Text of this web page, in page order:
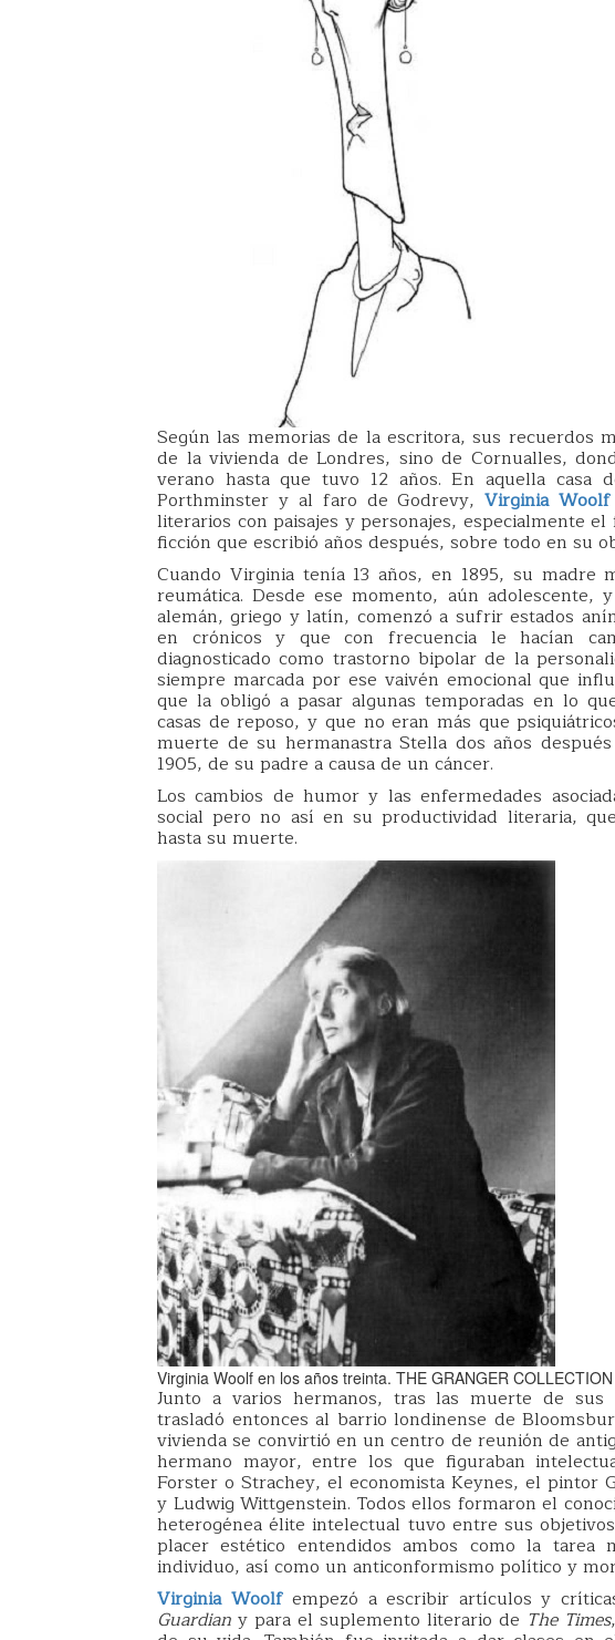
Según las memorias de la escritora, sus recuerdos
de la vivienda de Londres, sino de Cornualles,
verano hasta que tuvo 12 años. En aquella casa
Porthminster y al faro de Godrevy,Virginia Woolf
literarios con paisajes y personajes, especialmente
ficción que escribió años después, sobre todo en su
Cuando Virginia tenía 13 años, en 1895, su
reumática. Desde ese momento, aún
alemán, griego y latín, comenzó a sufrir estados
en crónicos y que con frecuencia le hacían
diagnosticado como trastorno bipolar de la
siempre marcada por ese vaivén emocional que
que la obligó a pasar algunas temporadas en lo
casas de reposo, y que no eran más que
muerte de su hermanastra Stella dos años
1905, de su padre a causa de un cáncer.
Los cambios de humor y las enfermedades
social pero no así en su productividad literaria,
hasta su muerte.
Virginia Woolf en los años treinta. THE GRANGER
Junto a varios hermanos, tras las muerte de
trasladó entonces al barrio londinense de
vivienda se convirtió en un centro de reunión de
hermano mayor, entre los que figuraban
Forster o Strachey, el economista Keynes, el pintor
y Ludwig Wittgenstein. Todos ellos formaron el
heterogénea élite intelectual tuvo entre sus
placer estético entendidos ambos como la
individuo, así como un anticonformismo político y
Virginia Woolfempezó a escribir artículos y
Guardian y para el suplemento literario de The Times